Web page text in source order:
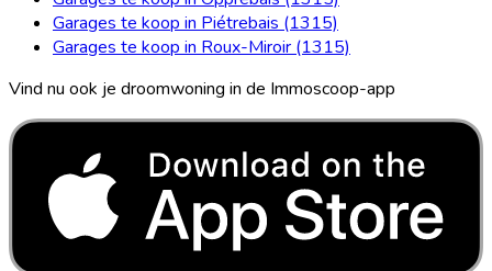
Garages te koop in Piétrebais (1315)
Garages te koop in Roux-Miroir (1315)
Vind nu ook je droomwoning in de Immoscoop-app